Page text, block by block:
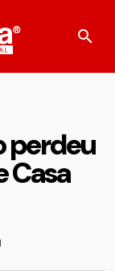
perdeu
Casa